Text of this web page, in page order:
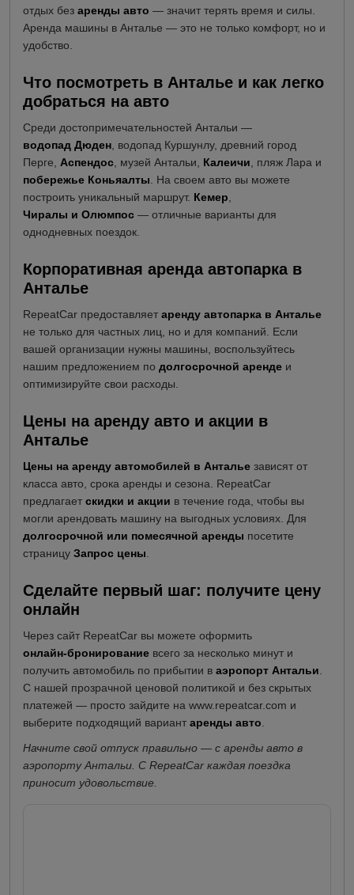
отдых без аренды авто — значит терять время и силы.
Аренда машины в Анталье — это не только комфорт, но и
удобство.
Что посмотреть в Анталье и как легко
добраться на авто
Среди достопримечательностей Антальи —
водопад Дюден , водопад Куршунлу, древний город
Перге, Аспендос , музей Антальи, Калеичи , пляж Лара и
побережье Коньяалты . На своем авто вы можете
построить уникальный маршрут. Кемер
Чиралы и Олюмпос — отличные варианты для
однодневных поездок.
Корпоративная аренда автопарка в
Анталье
RepeatCar предоставляет аренду автопарка в Анталье
не только для частных лиц, но и для компаний. Если
вашей организации нужны машины, воспользуйтесь
нашим предложением по долгосрочной аренде и
оптимизируйте свои расходы.
Цены на аренду авто и акции в
Анталье
Цены на аренду автомобилей в Анталье зависят от
класса авто, срока аренды и сезона. RepeatCar
предлагает скидки и акции в течение года, чтобы вы
могли арендовать машину на выгодных условиях. Для
долгосрочной или помесячной аренды посетите
страницу Запрос цены
Сделайте первый шаг: получите цену
онлайн
Через сайт RepeatCar вы можете оформить
онлайн-бронирование всего за несколько минут и
получить автомобиль по прибытии в аэропорт Антальи
С нашей прозрачной ценовой политикой и без скрытых
платежей — просто зайдите на www.repeatcar.com и
выберите подходящий вариант аренды авто
Начните свой отпуск правильно — с аренды авто в
аэропорту Антальи. С RepeatCar каждая поездка
приносит удовольствие.